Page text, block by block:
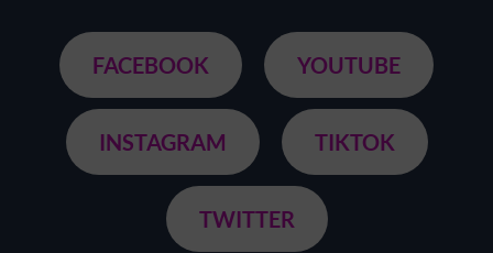
FACEBOOK YOUTUBE
INSTAGRAM TIKTOK
TWITTER